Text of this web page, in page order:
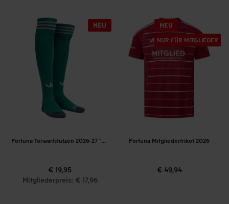
Fortuna Torwartstutzen 2026-27 "Originals"
€ 19,95
Mitgliederpreis: € 17,96
Fortuna Mitgliedertrikot 2026
€ 49,94
NUR FÜR MITGLIEDER